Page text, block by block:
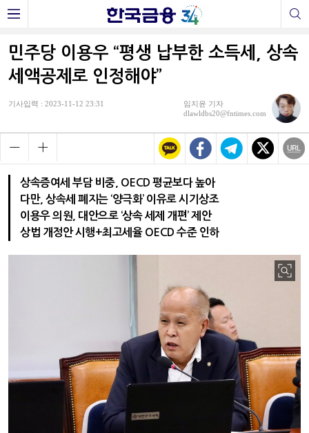
민주당 이용우 “평생 납부한 소득세, 상속
세액공제로 인정해야”
기사입력 : 2023-11-12 23:31
임지윤 기자
dlawldbs20@fntimes.com
상속증여세 부담 비중, OECD 평균보다 높아
다만, 상속세 폐지는 ‘양극화’ 이유로 시기상조
이용우 의원, 대안으로 ‘상속 세제 개편’ 제안
상법 개정안 시행+최고세율 OECD 수준 인하